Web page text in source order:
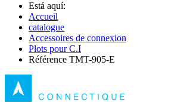
Está aquí:
Accueil
catalogue
Accessoires de connexion
Plots pour C.I
Référence TMT-905-E